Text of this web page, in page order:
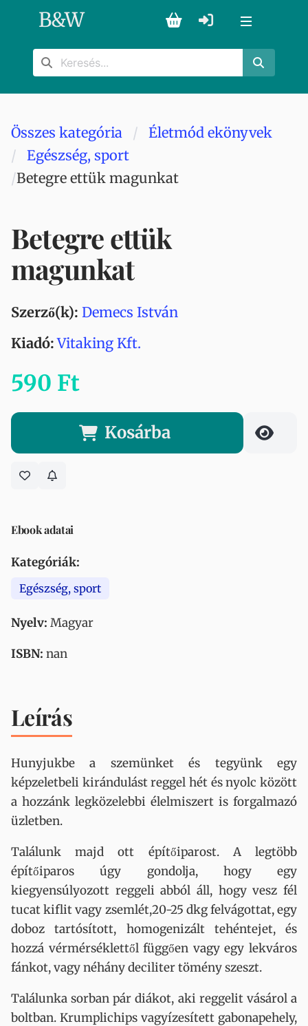
B&W
Összes kategória
Életmód ekönyvek
Egészség, sport
Betegre ettük magunkat
Betegre ettük
magunkat
Szerző(k): Demecs István
Kiadó: Vitaking Kft.
590 Ft
Kosárba
Ebook adatai
Kategóriák:
Egészség, sport
Nyelv: Magyar
ISBN: nan
Leírás
Hunyjukbe a szemünket és tegyünk egy
képzeletbeli kirándulást reggel hét és nyolc között
a hozzánk legközelebbi élelmiszert is forgalmazó
üzletben.
Találunk majd ott építőiparost. A legtöbb
építőiparos úgy gondolja, hogy egy
kiegyensúlyozott reggeli abból áll, hogy vesz fél
tucat kiflit vagy zsemlét,20-25 dkg felvágottat, egy
doboz tartósított, homogenizált tehéntejet, és
hozzá vérmérséklettől függően vagy egy lekváros
fánkot, vagy néhány deciliter tömény szeszt.
Találunka sorban pár diákot, aki reggelit vásárol a
boltban. Krumplichips vagyízesített gabonapehely,